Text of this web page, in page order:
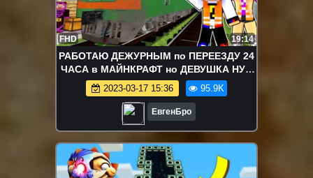
FHD 19:14
РАБОТАЮ ДЕЖУРНЫМ по ПЕРЕЕЗДУ 24
ЧАСА в МАЙНКРАФТ но ДЕВУШКА НУБ
И ПРО ВИДЕО ТРОЛЛИНГ MINECRAFT
2023-03-17 15:36 95.9K
ЕвгенБро